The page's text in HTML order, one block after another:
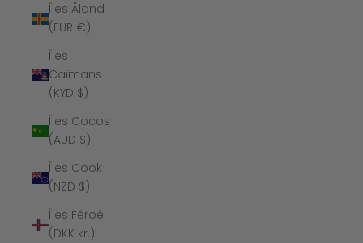
Îles Åland
(EUR €)
Îles
Caïmans
(KYD $)
Îles Cocos
(AUD $)
Îles Cook
(NZD $)
Îles Féroé
(DKK kr.)